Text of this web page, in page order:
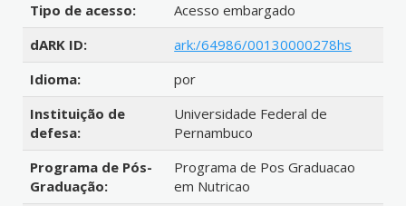
Tipo de acesso:
Acesso embargado
dARK ID:
ark:/64986/00130000278hs
Idioma:
por
Instituição de
defesa:
Universidade Federal de
Pernambuco
Programa de Pós-
Graduação:
Programa de Pos Graduacao
em Nutricao